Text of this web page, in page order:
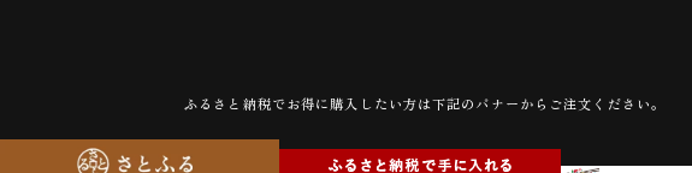
ふるさと納税でお得に購入したい方は下記のバナーからご注文ください。